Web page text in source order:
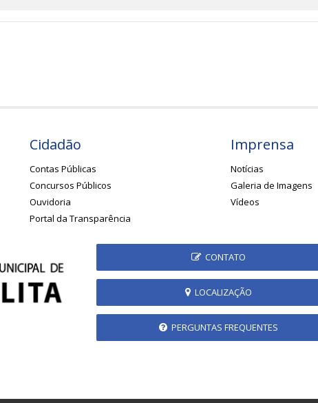
Cidadão
Contas Públicas
Concursos Públicos
Ouvidoria
Portal da Transparência
Imprensa
Notícias
Galeria de Imagens
Vídeos
CONTATO
LOCALIZAÇÃO
PERGUNTAS FREQUENTES